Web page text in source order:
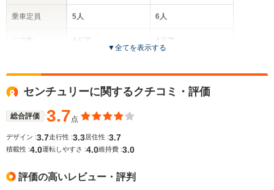
乗車定員
サイズ
(全長x全幅x全高)
5人
4ドア
全高
-m
-m
6人
4ドア
全高
▼全てを表示する
センチュリーに関するクチコミ・評価
総合評価 3.7点
デザイン :3.7走行性 :3.3 居住性 :3.7
積載性 :4.0運転しやすさ :4.0維持費 :3.0
評価の高いレビュー・評判